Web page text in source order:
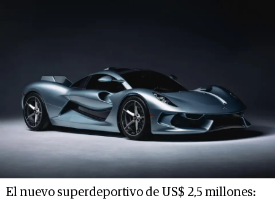
El nuevo superdeportivo de US$ 2,5 millones: